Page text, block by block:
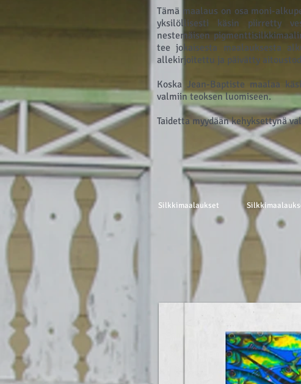
Tämä maalaus on osa moni-
yksilöllisesti käsin piirretty
nestemäisen
tee jokaisesta maalauksesta
allekirjoitettu ja päivätty
Koska Jean-Baptiste maalaa
valmiin teoksen luomiseen.
Taidetta myydään kehyksettynä
Silkkimaalaukset